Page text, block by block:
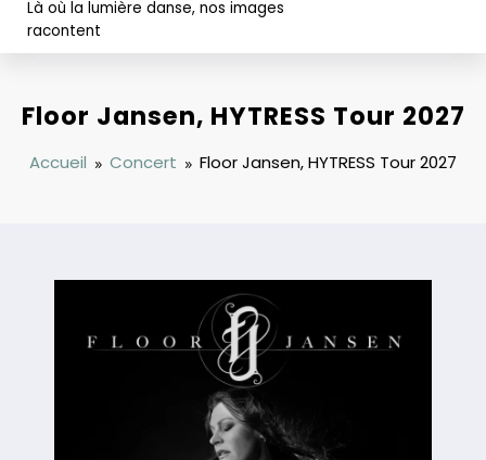
Là où la lumière danse, nos images
racontent
Floor Jansen, HYTRESS Tour 2027
Accueil Concert Floor Jansen, HYTRESS Tour 2027